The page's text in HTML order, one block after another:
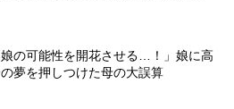
娘の可能性を開花させる…！」娘に高
夢を押しつけた母の大誤算